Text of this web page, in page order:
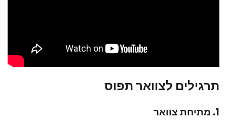
תרגילים לצוואר תפוס
1. מתיחת צוואר